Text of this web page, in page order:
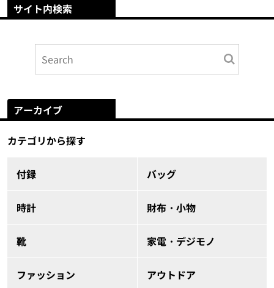
サイト内検索
アーカイブ
カテゴリから探す
付録 バッグ
時計 財布・小物
靴 家電・デジモノ
ファッション アウトドア